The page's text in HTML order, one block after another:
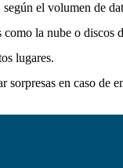
según el volumen de
como la nube o discos
lugares.
sorpresas en caso de